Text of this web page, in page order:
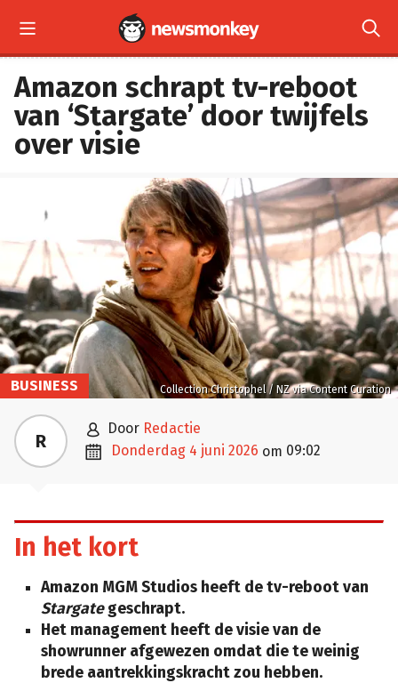
 
Amazon schrapt tv-reboot
van ‘Stargate’ door twijfels
over visie
Collection Christophel / NZ via Content Curation
BUSINESS
R  door Redactie
 donderdag 4 juni 2026 om 09:02
In het kort
Amazon MGM Studios heeft de tv-reboot van
Stargategeschrapt.
Het management heeft de visie van de
showrunner afgewezen omdat die te weinig
brede aantrekkingskracht zou hebben.